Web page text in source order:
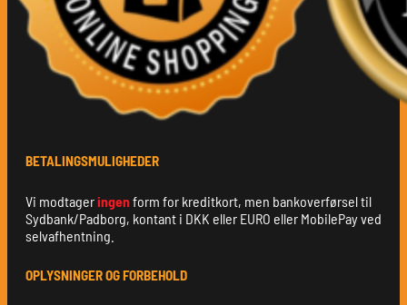
BETALINGSMULIGHEDER
Vi modtageringenform for kreditkort, men bankoverførsel til
Sydbank/Padborg, kontant i DKK eller EURO eller MobilePay ved
selvafhentning.
OPLYSNINGER OG FORBEHOLD